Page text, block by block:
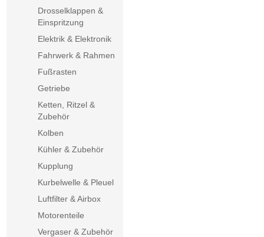
Drosselklappen &
Einspritzung
Elektrik & Elektronik
Fahrwerk & Rahmen
Fußrasten
Getriebe
Ketten, Ritzel &
Zubehör
Kolben
Kühler & Zubehör
Kupplung
Kurbelwelle & Pleuel
Luftfilter & Airbox
Motorenteile
Vergaser & Zubehör